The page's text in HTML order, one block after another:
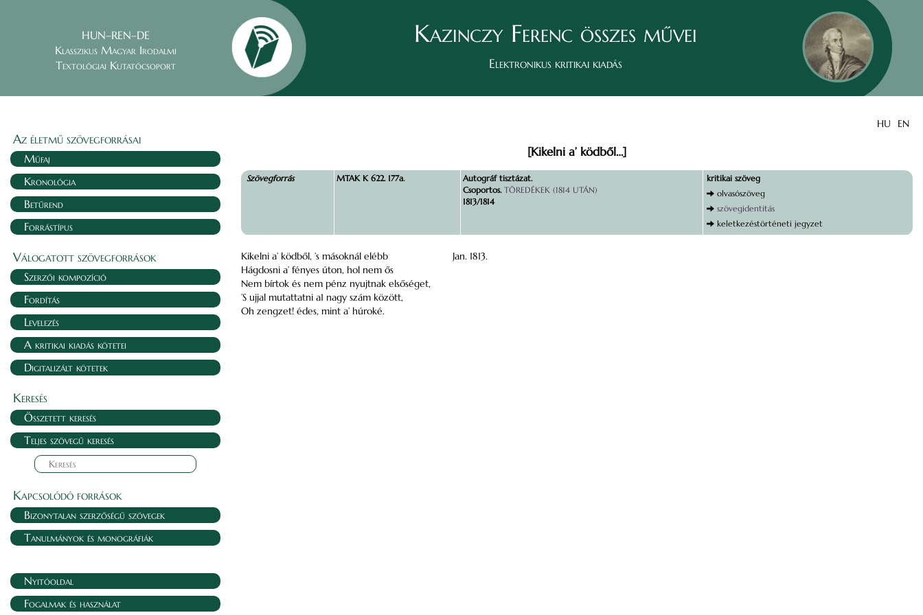
HUN–REN–DE
Klasszikus Magyar Irodalmi
Textológiai Kutatócsoport
Kazinczy Ferenc összes művei
Elektronikus kritikai kiadás
HU EN
Az életmű szövegforrásai
Műfaj
Kronológia
Betűrend
Forrástípus
Válogatott szövegforrások
Szerzői kompozíció
Fordítás
Levelezés
A kritikai kiadás kötetei
Digitalizált kötetek
Keresés
Összetett keresés
Teljes szövegű keresés
Kapcsolódó források
Bizonytalan szerzőségű szövegek
Tanulmányok és monográfiák
Nyitóoldal
Fogalmak és használat
[Kikelni a’ ködből…]
Szövegforrás MTAK K 622. 177a.
Autográf tisztázat.
Csoportos. TÖREDÉKEK (1814 UTÁN)
1813/1814
kritikai szöveg
olvasószöveg
szövegidentitás
keletkezéstörténeti jegyzet
Kikelni a’ ködből, ’s másoknál elébb
Jan. 1813.
Hágdosni a’ fényes úton, hol nem ős
Nem bírtok és nem pénz nyujtnak elsőséget,
’S ujjal mutattatni a1 nagy szám között,
Oh zengzet! édes, mint a’ húroké.